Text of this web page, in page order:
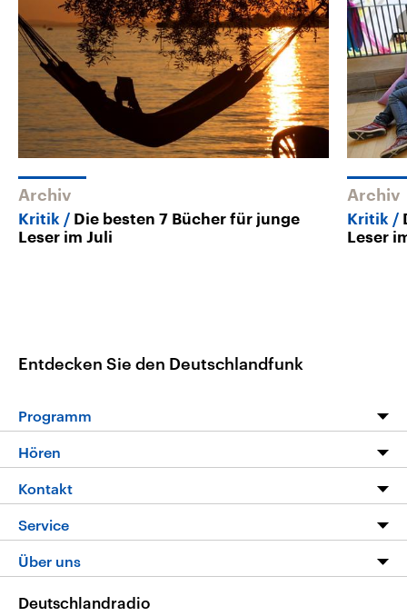
Archiv
Kritik
Die besten 7 Bücher für junge
Leser im Juli
Archiv
Kritik
Leser
Entdecken Sie den Deutschlandfunk
Programm
Programm
Die Nachrichten
Nachrichtenleicht
Neue Beiträge auf dlf.de
Hören
Livestream
Podcasts
Deutschlandfunk App
Nachrichten App
Kontakt
Hörerservice
Service
FAQ
Über uns
Deutschlandradio